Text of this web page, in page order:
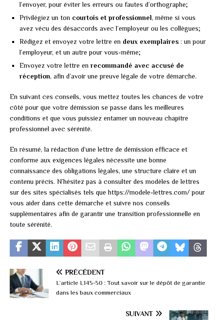
l’envoyer, pour éviter les erreurs ou fautes d’orthographe;
Privilégiez un ton courtois et professionnel, même si vous
avez vécu des désaccords avec l’employeur ou les collègues;
Rédigez et envoyez votre lettre en deux exemplaires : un pour
l’employeur, et un autre pour vous-même;
Envoyez votre lettre en recommandé avec accusé de
réception, afin d’avoir une preuve légale de votre démarche.
En suivant ces conseils, vous mettez toutes les chances de votre
côté pour que votre démission se passe dans les meilleures
conditions et que vous puissiez entamer un nouveau chapitre
professionnel avec sérénité.
En résumé, la rédaction d’une lettre de démission efficace et
conforme aux exigences légales nécessite une bonne
connaissance des obligations légales, une structure claire et un
contenu précis. N’hésitez pas à consulter des modèles de lettres
sur des sites spécialisés tels que https://modele-lettres.com/ pour
vous aider dans cette démarche et suivre nos conseils
supplémentaires afin de garantir une transition professionnelle en
toute sérénité.
PRÉCÉDENT
L’article L145-50 : Tout savoir sur le dépôt de garantie
dans les baux commerciaux
SUIVANT